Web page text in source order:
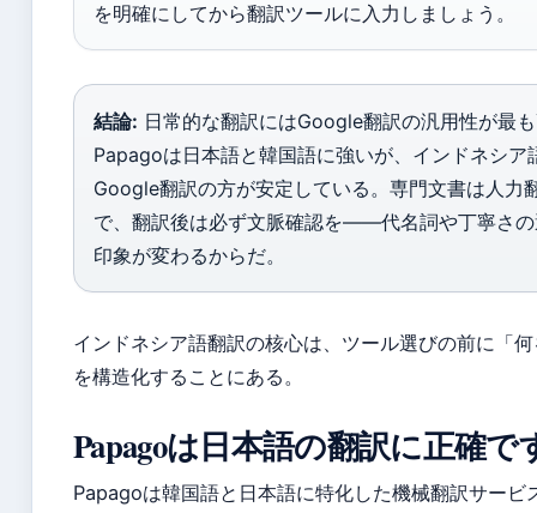
を明確にしてから翻訳ツールに入力しましょう。
結論: 日常的な翻訳にはGoogle翻訳の汎用性が最
Papagoは日本語と韓国語に強いが、インドネシア
Google翻訳の方が安定している。専門文書は人力
で、翻訳後は必ず文脈確認を——代名詞や丁寧さ
印象が変わるからだ。
インドネシア語翻訳の核心は、ツール選びの前に「
を構造化することにある。
Papagoは日本語の翻訳に正確で
Papagoは韓国語と日本語に特化した機械翻訳サービ